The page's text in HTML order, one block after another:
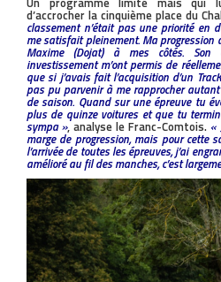
d’accrocher la cinquième place du
classement n’était pas une priorité en
me satisfait pleinement. Ma progression
Maxime (Dojat) à mes côtés.
investissement m’ont permis de
que si j’avais fait l’acquisition d’un
pas pu parvenir à me rapprocher
de saison. Quand sur une épreuve tu
plus de quinze voitures et que tu
sympa », analyse le Franc-Comtois. «
marge de progression, mais pour cette
l’arrivée de toutes les épreuves, j’ai
amélioré au fil des manches, c’est